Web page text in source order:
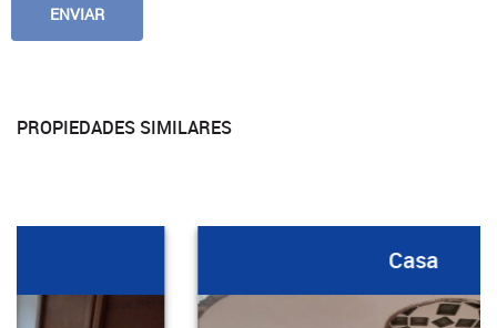
PROPIEDADES SIMILARES